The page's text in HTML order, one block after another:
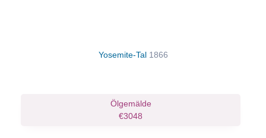
Yosemite-Tal 1866
Ölgemälde
€3048